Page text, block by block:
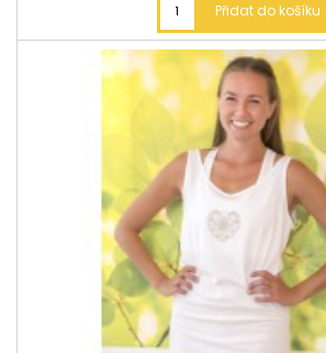
Přidat do košíku